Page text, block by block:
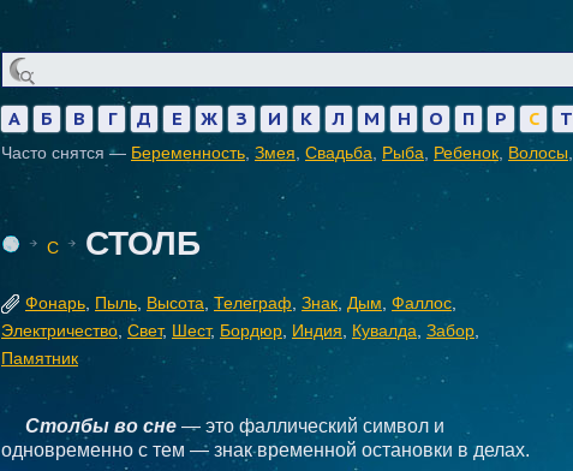
А Б В Г Д Е Ж З И К Л М Н О П Р С Т
Часто снятся — Беременность Змея Свадьба Рыба Ребенок Волосы
С СТОЛБ
Фонарь Пыль Высота Телеграф Знак Дым Фаллос
Электричество Свет, Шест, Бордюр Индия Кувалда Забор
Памятник
Столбы во сне — это фаллический символ и
одновременно с тем — знак временной остановки в делах.